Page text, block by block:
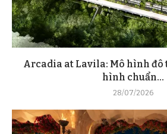
Arcadia at Lavila: Mô hình
hình chuẩn...
28/07/2026